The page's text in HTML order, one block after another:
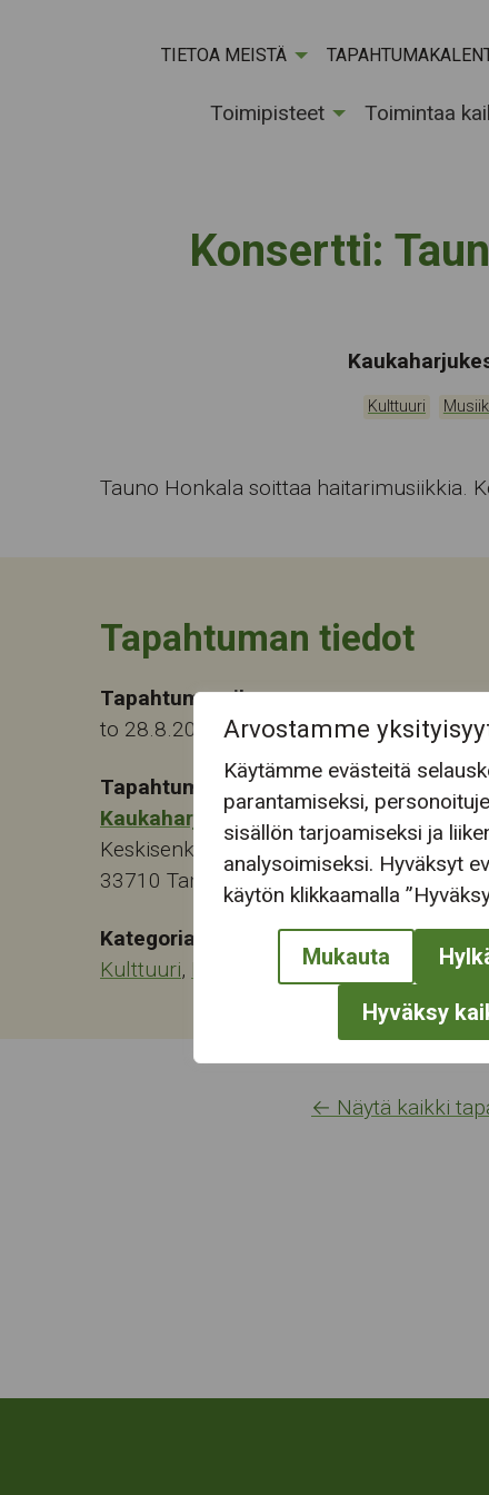
Arvostamme
Käytämme evästeitä
parantamiseksi,
sisällön tarjoamiseksi ja
analysoimiseksi. Hyväksyt
käytön klikkaamalla
Mukauta
Hyväksy
TIETOA MEISTÄ
Toimipisteet Toimintaa
Konsertti:
Kategoriat:
Kulttuuri
Tauno Honkala soittaa haitarimusiikkia.
Tapahtuman tiedot
Tapahtuma-aika
to 28.8.2025 13:30
Tapahtumapaikka:
Kaukaharjukeskus
Keskisenkatu 13-15
33710 Tampere
Kategoriat:
Kulttuuri,
← Näytä kaikki